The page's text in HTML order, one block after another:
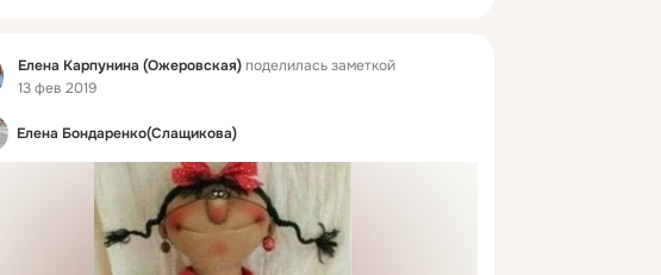
Елена Карпунина (Ожеровская)поделилась заметкой
13 фев 2019
Елена Бондаренко(Слащикова)